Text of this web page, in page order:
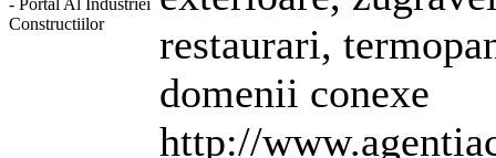
restaurari,
domenii conexe
http://